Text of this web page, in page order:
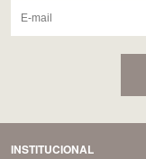
INSTITUCIONAL